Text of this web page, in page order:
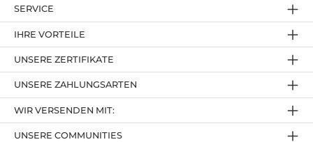
IHRE VORTEILE
UNSERE ZAHLUNGSARTEN
UNSERE ZERTIFIKATE
SERVICE
UNSERE COMMUNITIES
WIR VERSENDEN MIT: